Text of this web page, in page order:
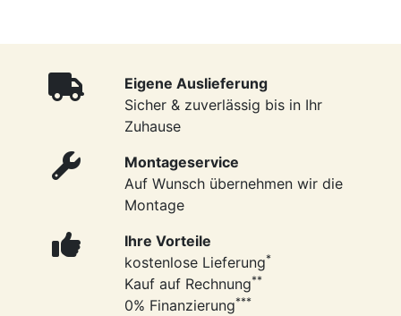
Eigene Auslieferung
Sicher & zuverlässig bis in Ihr
Zuhause
Montageservice
Auf Wunsch übernehmen wir die
Montage
Ihre Vorteile
kostenlose Lieferung*
Kauf auf Rechnung**
0% Finanzierung***